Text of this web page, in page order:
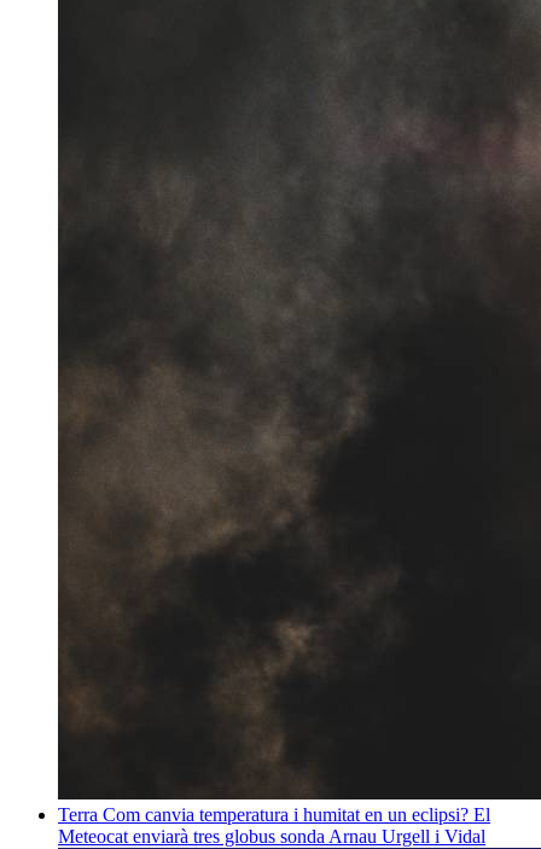
Terra Com canvia temperatura i humitat en un eclipsi? El
Meteocat enviarà tres globus sonda Arnau Urgell i Vidal